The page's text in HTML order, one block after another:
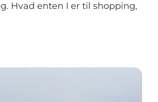
Hvad enten I er til shopping,